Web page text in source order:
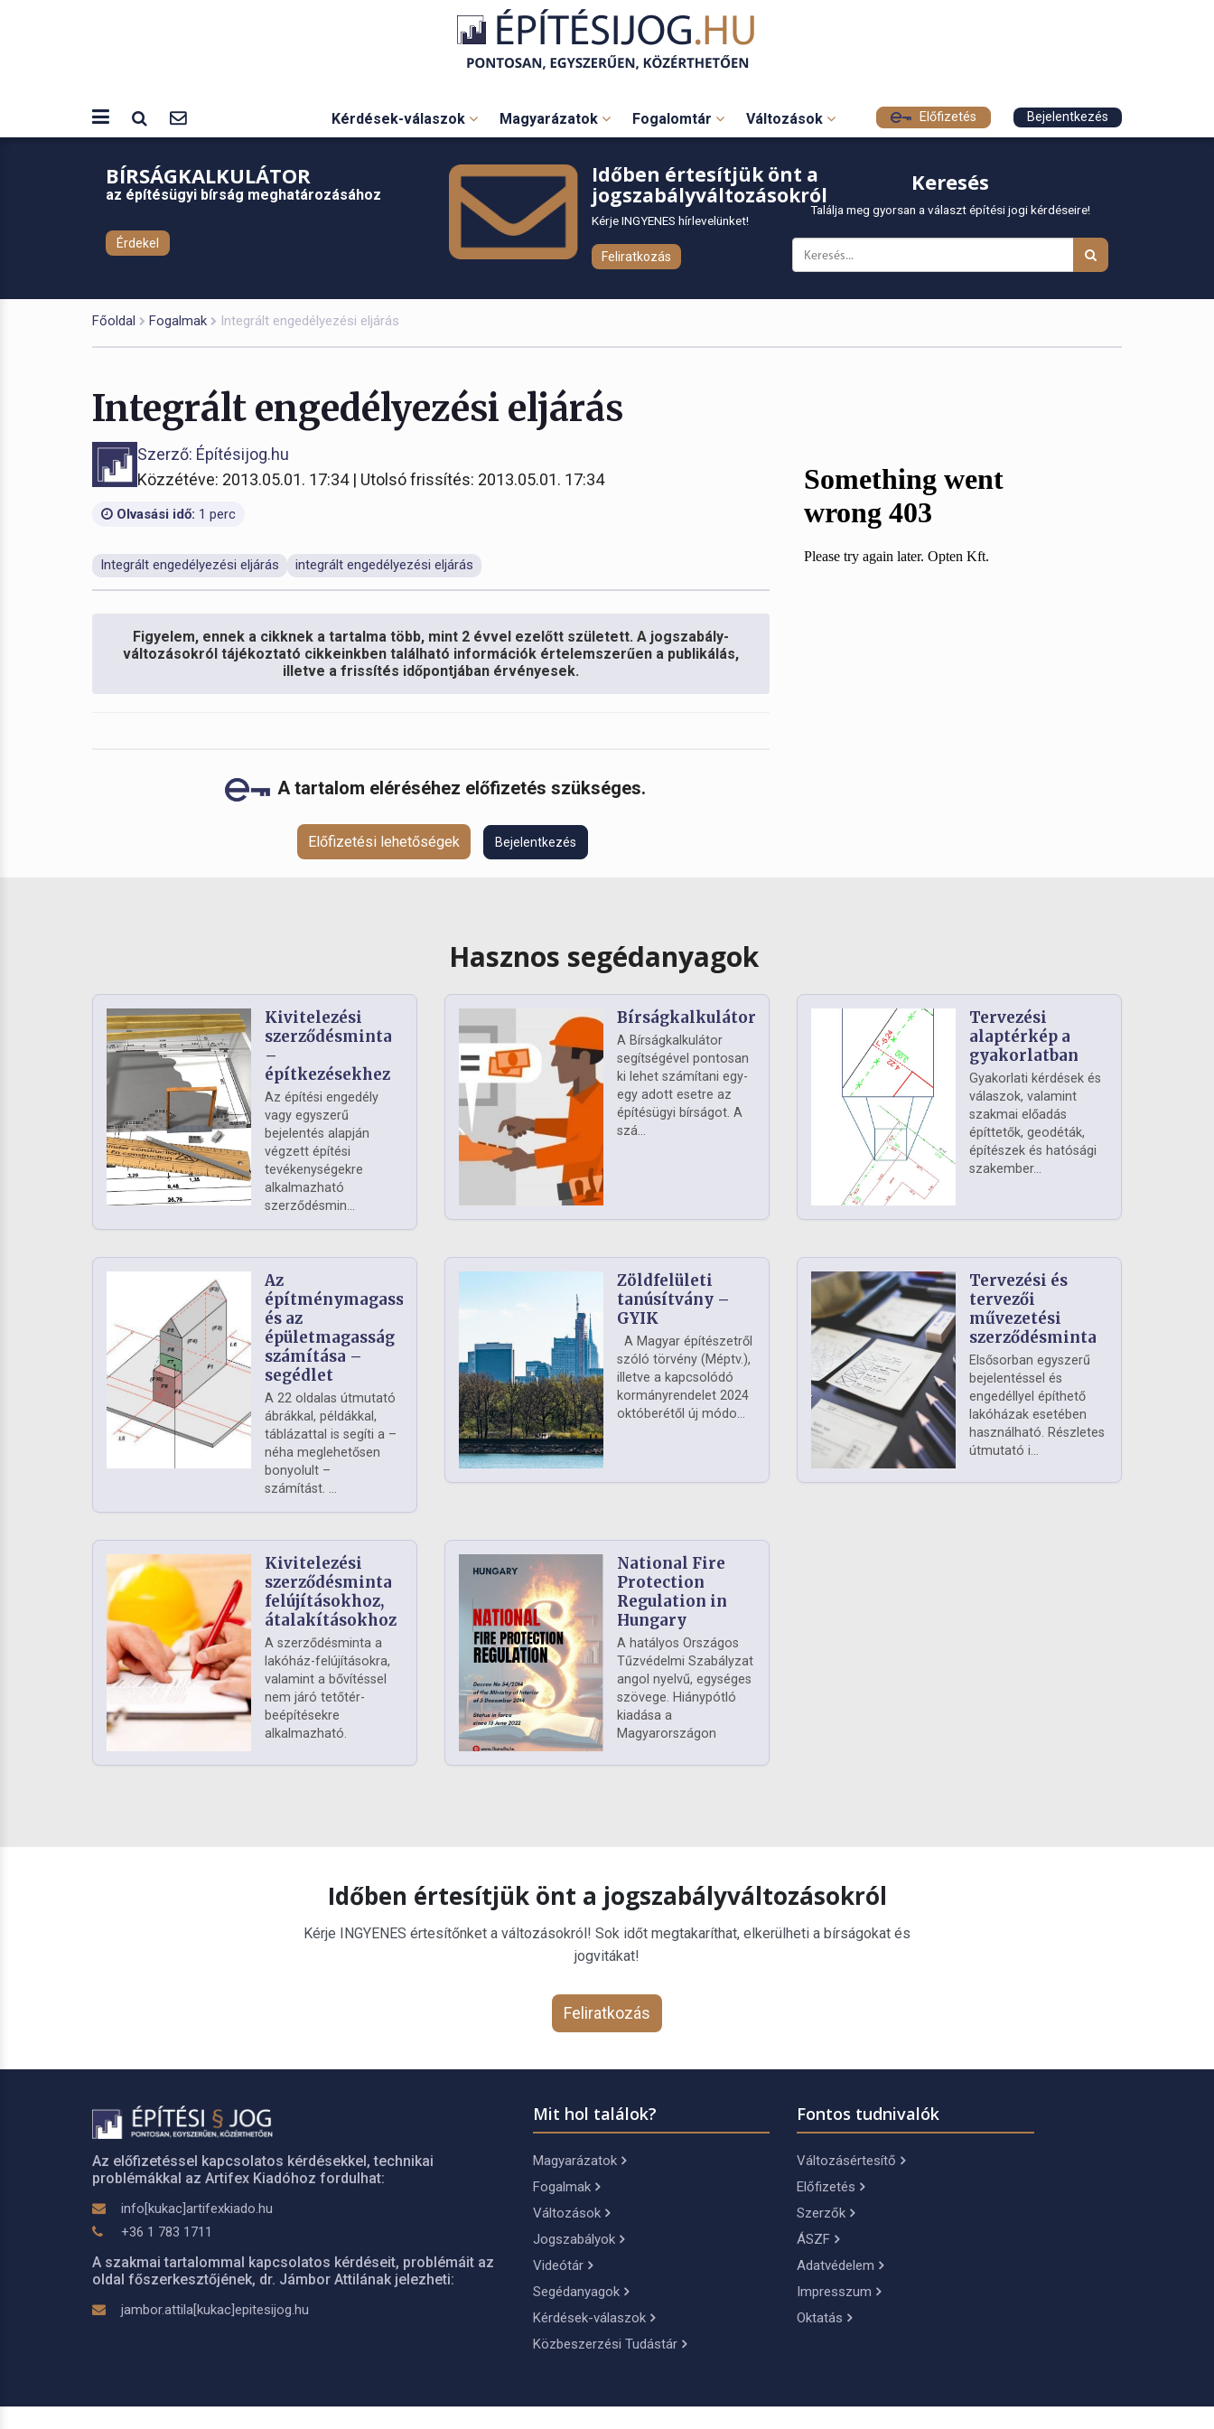
Kérdések-válaszok Magyarázatok Fogalomtár Változások Előfizetés Bejelentkezés
BÍRSÁGKALKULÁTOR
az építésügyi bírság meghatározásához
Érdekel
Időben értesítjük önt a
jogszabályváltozásokról
Kérje INGYENES hírlevelünket!
Feliratkozás
Keresés
Találja meg gyorsan a választ építési jogi kérdéseire!
Főoldal Fogalmak Integrált engedélyezési eljárás
Integrált engedélyezési eljárás
Szerző: Építésijog.hu
Közzétéve: 2013.05.01. 17:34 | Utolsó frissítés: 2013.05.01. 17:34
Olvasási idő: 1 perc
Integrált engedélyezési eljárás integrált engedélyezési eljárás
Figyelem, ennek a cikknek a tartalma több, mint 2 évvel ezelőtt született. A jogszabály-
változásokról tájékoztató cikkeinkben található információk értelemszerűen a publikálás,
illetve a frissítés időpontjában érvényesek.
A tartalom eléréséhez előfizetés szükséges.
Előfizetési lehetőségek Bejelentkezés
Hasznos segédanyagok
Kivitelezési
szerződésminta
–
építkezésekhez
Az építési engedély
vagy egyszerű
bejelentés alapján
végzett építési
tevékenységekre
alkalmazható
szerződésmin...
Bírságkalkulátor
A Bírságkalkulátor
segítségével pontosan
ki lehet számítani egy-
egy adott esetre az
építésügyi bírságot. A
szá...
Tervezési
alaptérkép a
gyakorlatban
Gyakorlati kérdések és
válaszok, valamint
szakmai előadás
építtetők, geodéták,
építészek és hatósági
szakember...
Az
építménymagasság
és az
épületmagasság
számítása –
segédlet
A 22 oldalas útmutató
ábrákkal, példákkal,
táblázattal is segíti a –
néha meglehetősen
bonyolult –
számítást. ...
Zöldfelületi
tanúsítvány –
GYIK
A Magyar építészetről
szóló törvény (Méptv.),
illetve a kapcsolódó
kormányrendelet 2024
októberétől új módo...
Tervezési és
tervezői
művezetési
szerződésminta
Elsősorban egyszerű
bejelentéssel és
engedéllyel építhető
lakóházak esetében
használható. Részletes
útmutató i...
Kivitelezési
szerződésminta
felújításokhoz,
átalakításokhoz
A szerződésminta a
lakóház-felújításokra,
valamint a bővítéssel
nem járó tetőtér-
beépítésekre
alkalmazható.
National Fire
Protection
Regulation in
Hungary
A hatályos Országos
Tűzvédelmi Szabályzat
angol nyelvű, egységes
szövege. Hiánypótló
kiadása a
Magyarországon
Időben értesítjük önt a jogszabályváltozásokról
Kérje INGYENES értesítőnket a változásokról! Sok időt megtakaríthat, elkerülheti a bírságokat és
jogvitákat!
Feliratkozás
Az előfizetéssel kapcsolatos kérdésekkel, technikai
problémákkal az Artifex Kiadóhoz fordulhat:
info[kukac]artifexkiado.hu
+36 1 783 1711
A szakmai tartalommal kapcsolatos kérdéseit, problémáit az
oldal főszerkesztőjének, dr. Jámbor Attilának jelezheti:
jambor.attila[kukac]epitesijog.hu
Mit hol találok?
Magyarázatok
Fogalmak
Változások
Jogszabályok
Videótár
Segédanyagok
Kérdések-válaszok
Közbeszerzési Tudástár
Fontos tudnivalók
Változásértesítő
Előfizetés
Szerzők
ÁSZF
Adatvédelem
Impresszum
Oktatás